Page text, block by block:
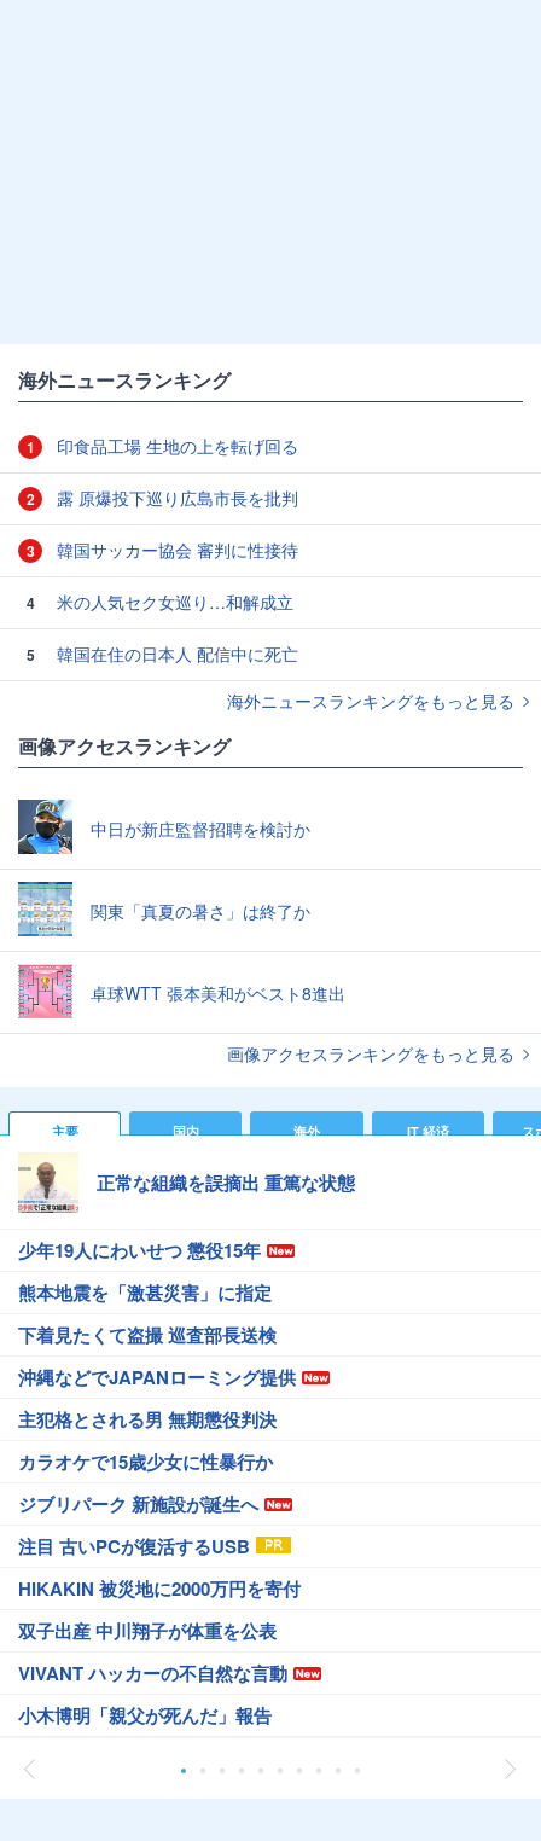
海外ニュースランキング
1 印食品工場 生地の上を転げ回る
2 露 原爆投下巡り広島市長を批判
3 韓国サッカー協会 審判に性接待
4 米の人気セク女巡り…和解成立
5
韓国在住の日本人 配信中に死亡
海外ニュースランキングをもっと見る
画像アクセスランキング
中日が新庄監督招聘を検討か
関東「真夏の暑さ」は終了か
卓球WTT 張本美和がベスト8進出
画像アクセスランキングをもっと見る
主要 国内 海外 IT 経済 ス
正常な組織を誤摘出 重篤な状態
少年19人にわいせつ 懲役15年
熊本地震を「激甚災害」に指定
下着見たくて盗撮 巡査部長送検
沖縄などでJAPANローミング提供
主犯格とされる男 無期懲役判決
カラオケで15歳少女に性暴行か
ジブリパーク 新施設が誕生へ
注目 古いPCが復活するUSB
HIKAKIN 被災地に2000万円を寄付
双子出産 中川翔子が体重を公表
VIVANT ハッカーの不自然な言動
小木博明「親父が死んだ」報告